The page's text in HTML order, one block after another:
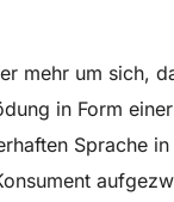
mehr um sich,
in Form
Sprache